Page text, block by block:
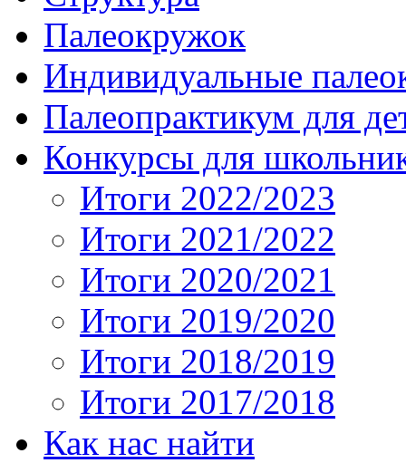
Палеокружок
Индивидуальные
Палеопрактикум для
Конкурсы для
Итоги 2022/2023
Итоги 2021/2022
Итоги 2020/2021
Итоги 2019/2020
Итоги 2018/2019
Итоги 2017/2018
Как нас найти